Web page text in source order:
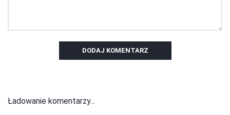
DODAJ KOMENTARZ
Ładowanie komentarzy...